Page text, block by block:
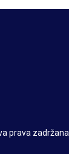
prava zadržana.